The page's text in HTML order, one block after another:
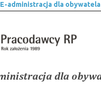
E-administracja dla obywatela